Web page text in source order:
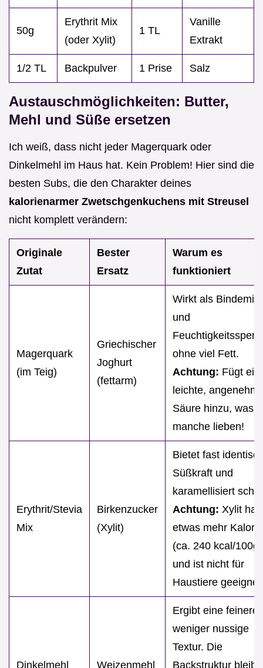
50g
Erythrit Mix
(oder Xylit)
1 TL
Vanille
Extrakt
1/2 TL Backpulver 1 Prise Salz
Austauschmöglichkeiten: Butter,
Mehl und Süße ersetzen
Ich weiß, dass nicht jeder Magerquark oder
Dinkelmehl im Haus hat. Kein Problem! Hier sind die
besten Subs, die den Charakter deines
kalorienarmer Zwetschgenkuchens mit Streusel
nicht komplett verändern:
Originale
Zutat
Bester
Ersatz
Warum es
funktioniert
Magerquark
(im Teig)
Griechischer
Joghurt
(fettarm)
Wirkt als
und
ohne viel Fett.
Achtung: Fügt
leichte,
Säure hinzu, was
manche lieben!
Erythrit/Stevia
Mix
Birkenzucker
(Xylit)
Bietet fast
Süßkraft und
karamellisiert
Achtung: Xylit hat
etwas mehr
(ca. 240 kcal/100g)
und ist nicht für
Haustiere
Dinkelmehl Weizenmehl
Ergibt eine feinere,
weniger nussige
Textur. Die
Backstruktur bleibt